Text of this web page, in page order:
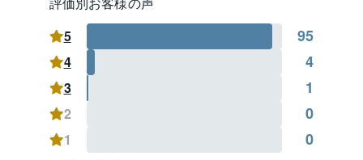
5
95
4 4
3 1
2 0
1 0